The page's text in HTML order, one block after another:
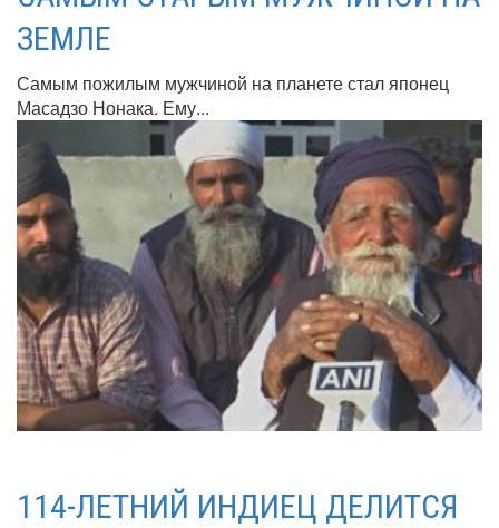
ЗЕМЛЕ
Самым пожилым мужчиной на планете стал японец
Масадзо Нонака. Ему...
114-ЛЕТНИЙ ИНДИЕЦ ДЕЛИТСЯ